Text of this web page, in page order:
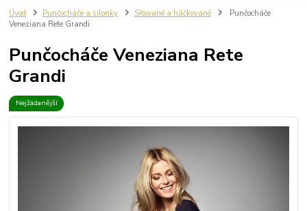
Úvod Punčocháče a silonky Síťované a háčkované
Punčocháče
Veneziana Rete Grandi
Punčocháče Veneziana Rete
Grandi
Nejžádanější